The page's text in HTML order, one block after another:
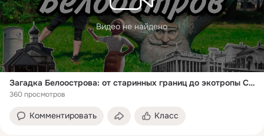
Видео не найдено
Загадка Белоострова: от старинных границ до экотропы Сестрорецкого болота
360 просмотров
Комментировать Класс